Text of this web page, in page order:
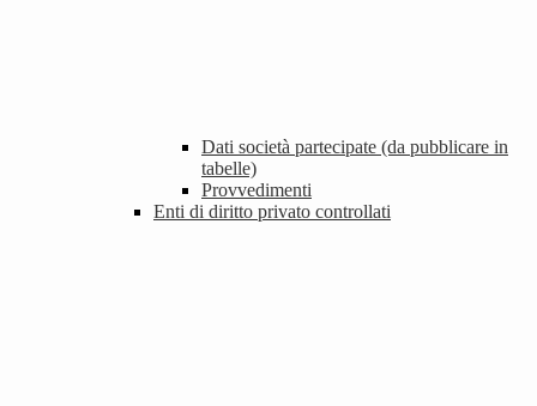
Dati società partecipate (da pubblicare in
tabelle)
Provvedimenti
Enti di diritto privato controllati